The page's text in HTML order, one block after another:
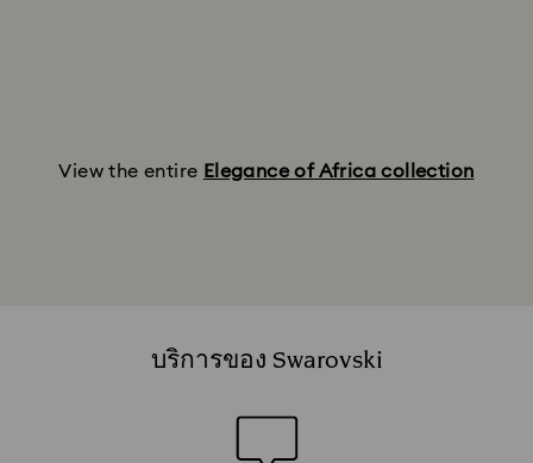
View the entire Elegance of Africa collection
บริการของ Swarovski